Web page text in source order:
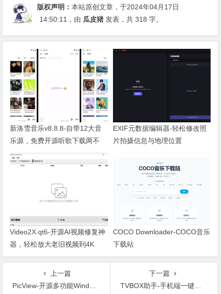
版权声明：本站原创文章，于2024年04月17日
14:50:11 ，由 瓜皮猪 发表，共 318 字。
新洛雪音乐v8.8.8-自带12大音
乐源，免费开源听歌下载两不
误！
EXIF元数据编辑器-轻松修改照
片拍摄信息与地理位置
Video2X qt6-开源AI视频修复神
器，轻松放大老旧视频到4K
COCO Downloader-COCO音乐
下载站
上一篇
PicView-开源多功能Windows图像查看器
下一篇
TVBOX助手-手机端一键推送接口到电视盒子上（内置热门接口）